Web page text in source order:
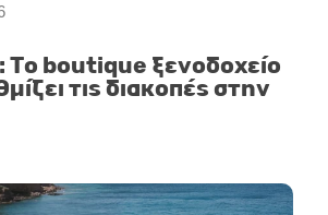
Το boutique ξενοδοχείο
τις διακοπές στην